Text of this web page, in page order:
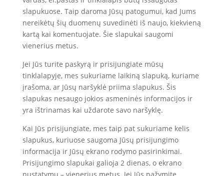
slapukuose. Taip daroma Jūsų patogumui, kad Jums
nereikėtų šių duomenų suvedinėti iš naujo, kiekvieną
kartą kai komentuojate. Šie slapukai saugomi
vienerius metus.
Jei Jūs turite paskyrą ir prisijungiate mūsų
tinklalapyje, mes sukuriame laikiną slapuką, kuriame
įrašoma, ar Jūsų naršyklė priima slapukus. Šis
slapukas nesaugo jokios asmeninės informacijos ir
yra ištrinamas kai uždarote savo naršyklę.
Kai Jūs prisijungiate, mes taip pat sukuriame kelis
slapukus, kuriuose saugoma Jūsų prisijungimo
informacija ir Jūsų ekrano rodymo pasirinkimai.
Prisijungimo slapukai galioja 2 dienas, o ekrano
nustatymų – vienerius metus. Jei Jūs pažymite